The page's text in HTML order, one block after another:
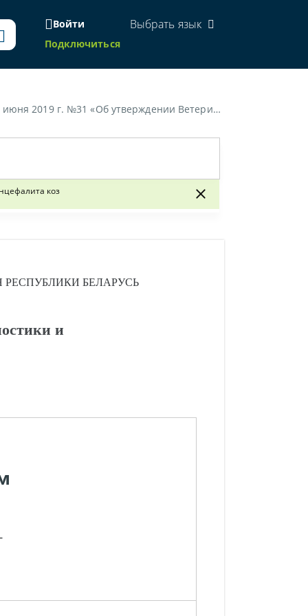
Войти
Подключиться
Выбрать язык
диагностики и ликвидации меди-висны овец и артрита-энцефалита коз»
коз
БЕЛАРУСЬ
и